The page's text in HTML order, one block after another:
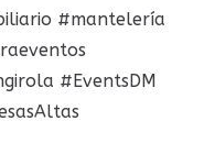
#mantelería
#EventsDM